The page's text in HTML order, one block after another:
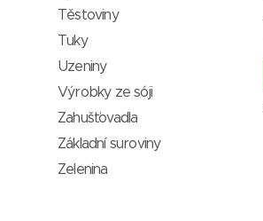
Těstoviny
Tuky
Uzeniny
Výrobky ze sóji
Zahušťovadla
Základní suroviny
Zelenina